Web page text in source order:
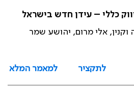
כללי – עידן חדש בישראל
אלי מרום, יהושע שמר
לתקציר
למאמר המלא